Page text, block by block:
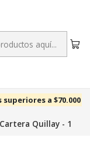
a $70.000
Cartera Quillay - 1